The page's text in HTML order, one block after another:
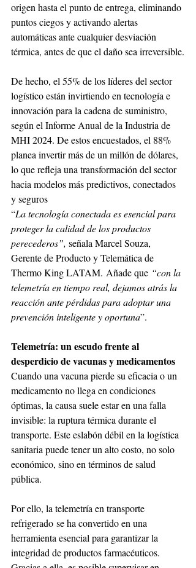
origen hasta el punto de entrega, eliminando
puntos ciegos y activando alertas
automáticas ante cualquier desviación
térmica, antes de que el daño sea irreversible.
De hecho, el 55% de los líderes del sector
logístico están invirtiendo en tecnología e
innovación para la cadena de suministro,
según el Informe Anual de la Industria de
MHI 2024. De estos encuestados, el 88%
planea invertir más de un millón de dólares,
lo que refleja una transformación del sector
hacia modelos más predictivos, conectados
y seguros
“La tecnología conectada es esencial para
proteger la calidad de los productos
perecederos”, señala Marcel Souza,
Gerente de Producto y Telemática de
Thermo King LATAM. Añade que “con la
telemetría en tiempo real, dejamos atrás la
reacción ante pérdidas para adoptar una
prevención inteligente y oportuna”.
Telemetría: un escudo frente al
desperdicio de vacunas y medicamentos
Cuando una vacuna pierde su eficacia o un
medicamento no llega en condiciones
óptimas, la causa suele estar en una falla
invisible: la ruptura térmica durante el
transporte. Este eslabón débil en la logística
sanitaria puede tener un alto costo, no solo
económico, sino en términos de salud
pública.
Por ello, la telemetría en transporte
refrigerado se ha convertido en una
herramienta esencial para garantizar la
integridad de productos farmacéuticos.